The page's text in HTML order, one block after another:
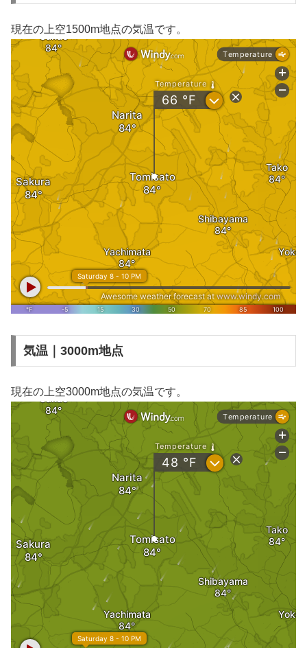
現在の上空1500m地点の気温です。
気温｜3000m地点
現在の上空3000m地点の気温です。